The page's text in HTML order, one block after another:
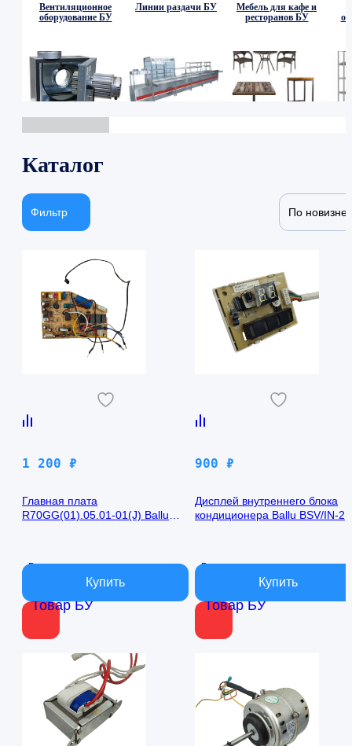
Вентиляционное
оборудование БУ
Линии раздачи БУ
Мебель для кафе и
ресторанов БУ
Каталог
Фильтр По новизне
Товар БУ
1 200 ₽
Главная плата
R70GG(01).05.01-01(J) Ballu
В наличии
Товар БУ
900 ₽
Дисплей внутреннего блока
кондиционера Ballu BSV/IN-
В наличии